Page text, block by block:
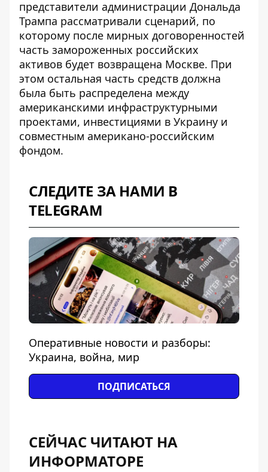
представители администрации Дональда
Трампа рассматривали сценарий, по
которому после мирных договоренностей
часть замороженных российских
активов будет возвращена Москве. При
этом остальная часть средств должна
была быть распределена между
американскими инфраструктурными
проектами, инвестициями в Украину и
совместным американо-российским
фондом.
СЛЕДИТЕ ЗА НАМИ В
TELEGRAM
Оперативные новости и разборы:
Украина, война, мир
ПОДПИСАТЬСЯ
СЕЙЧАС ЧИТАЮТ НА
ИНФОРМАТОРЕ